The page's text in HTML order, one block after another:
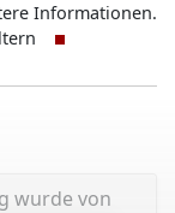
Informationen.
wurde von